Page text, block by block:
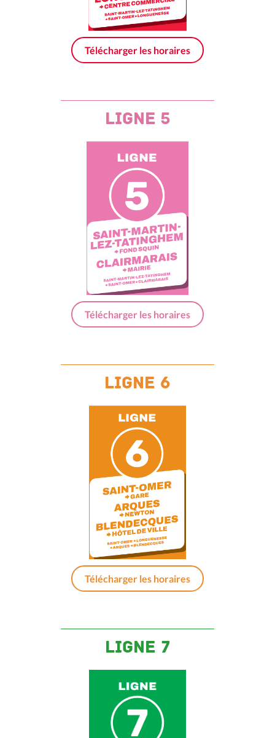
Télécharger les horaires
ligne 5
Télécharger les horaires
ligne 6
Télécharger les horaires
Ligne 7